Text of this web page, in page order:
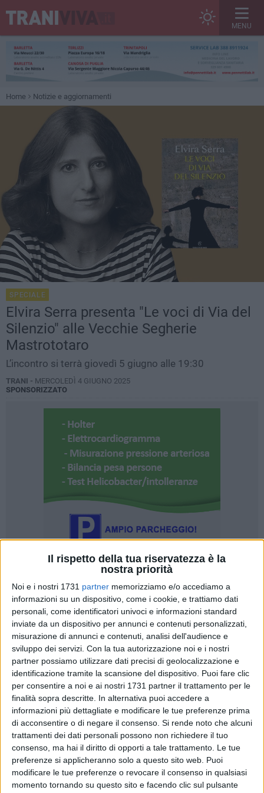
Il rispetto della tua riservatezza è la
nostra priorità
Noi e i nostri 1731 partner memorizziamo e/o accediamo a
informazioni su un dispositivo, come i cookie, e trattiamo dati
personali, come identificatori univoci e informazioni standard
inviate da un dispositivo per annunci e contenuti personalizzati,
misurazione di annunci e contenuti, analisi dell'audience e
sviluppo dei servizi. Con la tua autorizzazione noi e i nostri
partner possiamo utilizzare dati precisi di geolocalizzazione e
identificazione tramite la scansione del dispositivo. Puoi fare clic
per consentire a noi e ai nostri 1731 partner il trattamento per le
finalità sopra descritte. In alternativa puoi accedere a
informazioni più dettagliate e modificare le tue preferenze prima
di acconsentire o di negare il consenso. Si rende noto che alcuni
trattamenti dei dati personali possono non richiedere il tuo
consenso, ma hai il diritto di opporti a tale trattamento. Le tue
preferenze si applicheranno solo a questo sito web. Puoi
modificare le tue preferenze o revocare il consenso in qualsiasi
momento tornando su questo sito e facendo clic sul pulsante
MENU
Home Notizie e aggiornamenti
SPECIALE
Elvira Serra presenta "Le voci di Via del
Silenzio" alle Vecchie Segherie
Mastrototaro
L’incontro si terrà giovedì 5 giugno alle 19:30
TRANI - MERCOLEDÌ 4 GIUGNO 2025
SPONSORIZZATO
Un romanzo che esplora i temi dell' identità, dellesceltee
degliincontri.Il programma di giugno alleVecchie Segherie
Mastrototarosi apre con Elvira Serra , firma di punta del
Corriere della Sera , per la presentazione del suo nuovo
romanzo "Le voci di Via del Silenzio " (Solferino).
Appuntamentogiovedì 5 giugnoalle19:30. A dialogare con
l'autrice ci saràLuca Cerullo, in una serata dedicata al
potere delle scelte e al coraggio delle rinunce.
Un podcast, una monaca e una verità personale
"Le voci di Via del Silenzio" è una storia avvolgente che
nasce dall'incontro tra due mondi lontani: quello diLuca
giovane e talentuoso podcaster, esuor Maria Benedetta, al
secoloGiulia Belgioioso, ex inviata speciale del Corriere della